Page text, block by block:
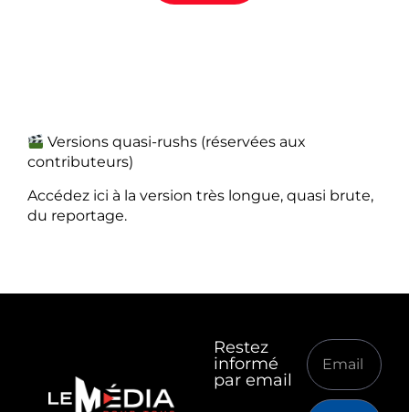
Versions quasi-rushs (réservées aux
contributeurs)
Accédez ici à la version très longue, quasi brute,
du reportage.
Restez
informé
par email